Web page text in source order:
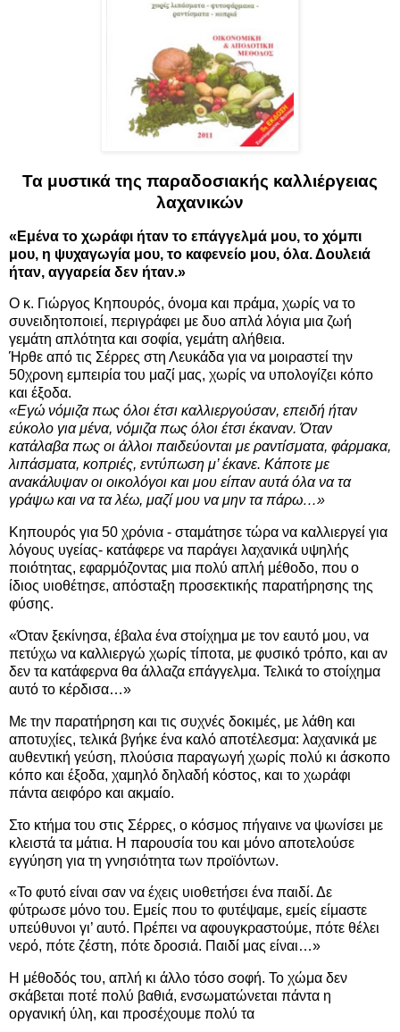
Τα μυστικά της παραδοσιακής καλλιέργειας
λαχανικών
«Εμένα το χωράφι ήταν το επάγγελμά μου, το χόμπι
μου, η ψυχαγωγία μου, το καφενείο μου, όλα. Δουλειά
ήταν, αγγαρεία δεν ήταν.»
Ο κ. Γιώργος Κηπουρός, όνομα και πράμα, χωρίς να το
συνειδητοποιεί, περιγράφει με δυο απλά λόγια μια ζωή
γεμάτη απλότητα και σοφία, γεμάτη αλήθεια.
Ήρθε από τις Σέρρες στη Λευκάδα για να μοιραστεί την
50χρονη εμπειρία του μαζί μας, χωρίς να υπολογίζει κόπο
και έξοδα.
«Εγώ νόμιζα πως όλοι έτσι καλλιεργούσαν, επειδή ήταν
εύκολο για μένα, νόμιζα πως όλοι έτσι έκαναν. Όταν
κατάλαβα πως οι άλλοι παιδεύονται με ραντίσματα, φάρμακα,
λιπάσματα, κοπριές, εντύπωση μ’ έκανε. Κάποτε με
ανακάλυψαν οι οικολόγοι και μου είπαν αυτά όλα να τα
γράψω και να τα λέω, μαζί μου να μην τα πάρω…»
Κηπουρός για 50 χρόνια - σταμάτησε τώρα να καλλιεργεί για
λόγους υγείας- κατάφερε να παράγει λαχανικά υψηλής
ποιότητας, εφαρμόζοντας μια πολύ απλή μέθοδο, που ο
ίδιος υιοθέτησε, απόσταξη προσεκτικής παρατήρησης της
φύσης.
«Όταν ξεκίνησα, έβαλα ένα στοίχημα με τον εαυτό μου, να
πετύχω να καλλιεργώ χωρίς τίποτα, με φυσικό τρόπο, και αν
δεν τα κατάφερνα θα άλλαζα επάγγελμα. Τελικά το στοίχημα
αυτό το κέρδισα…»
Με την παρατήρηση και τις συχνές δοκιμές, με λάθη και
αποτυχίες, τελικά βγήκε ένα καλό αποτέλεσμα: λαχανικά με
αυθεντική γεύση, πλούσια παραγωγή χωρίς πολύ κι άσκοπο
κόπο και έξοδα, χαμηλό δηλαδή κόστος, και το χωράφι
πάντα αειφόρο και ακμαίο.
Στο κτήμα του στις Σέρρες, ο κόσμος πήγαινε να ψωνίσει με
κλειστά τα μάτια. Η παρουσία του και μόνο αποτελούσε
εγγύηση για τη γνησιότητα των προϊόντων.
«Το φυτό είναι σαν να έχεις υιοθετήσει ένα παιδί. Δε
φύτρωσε μόνο του. Εμείς που το φυτέψαμε, εμείς είμαστε
υπεύθυνοι γι’ αυτό. Πρέπει να αφουγκραστούμε, πότε θέλει
νερό, πότε ζέστη, πότε δροσιά. Παιδί μας είναι…»
Η μέθοδός του, απλή κι άλλο τόσο σοφή. Το χώμα δεν
σκάβεται ποτέ πολύ βαθιά, ενσωματώνεται πάντα η
οργανική ύλη, και προσέχουμε πολύ τα